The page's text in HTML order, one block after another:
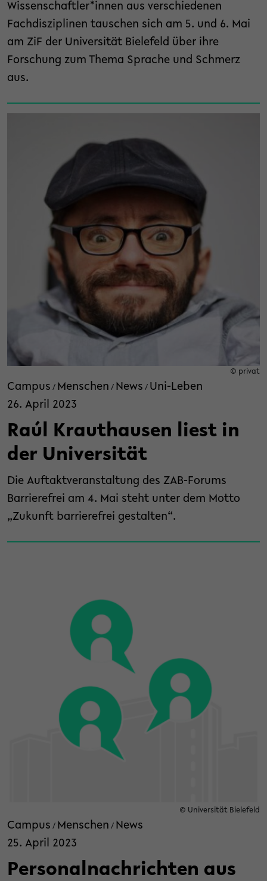
Wissenschaftler*innen aus verschiedenen
Fachdisziplinen tauschen sich am 5. und 6. Mai
am ZiF der Universität Bielefeld über ihre
Forschung zum Thema Sprache und Schmerz
aus.
© privat
Campus / Menschen / News / Uni-Leben
26. April 2023
Raúl Krauthausen liest in
der Universität
Die Auftaktveranstaltung des ZAB-Forums
Barrierefrei am 4. Mai steht unter dem Motto
„Zukunft barrierefrei gestalten“.
© Universität Bielefeld
Campus / Menschen / News
25. April 2023
Personalnachrichten aus